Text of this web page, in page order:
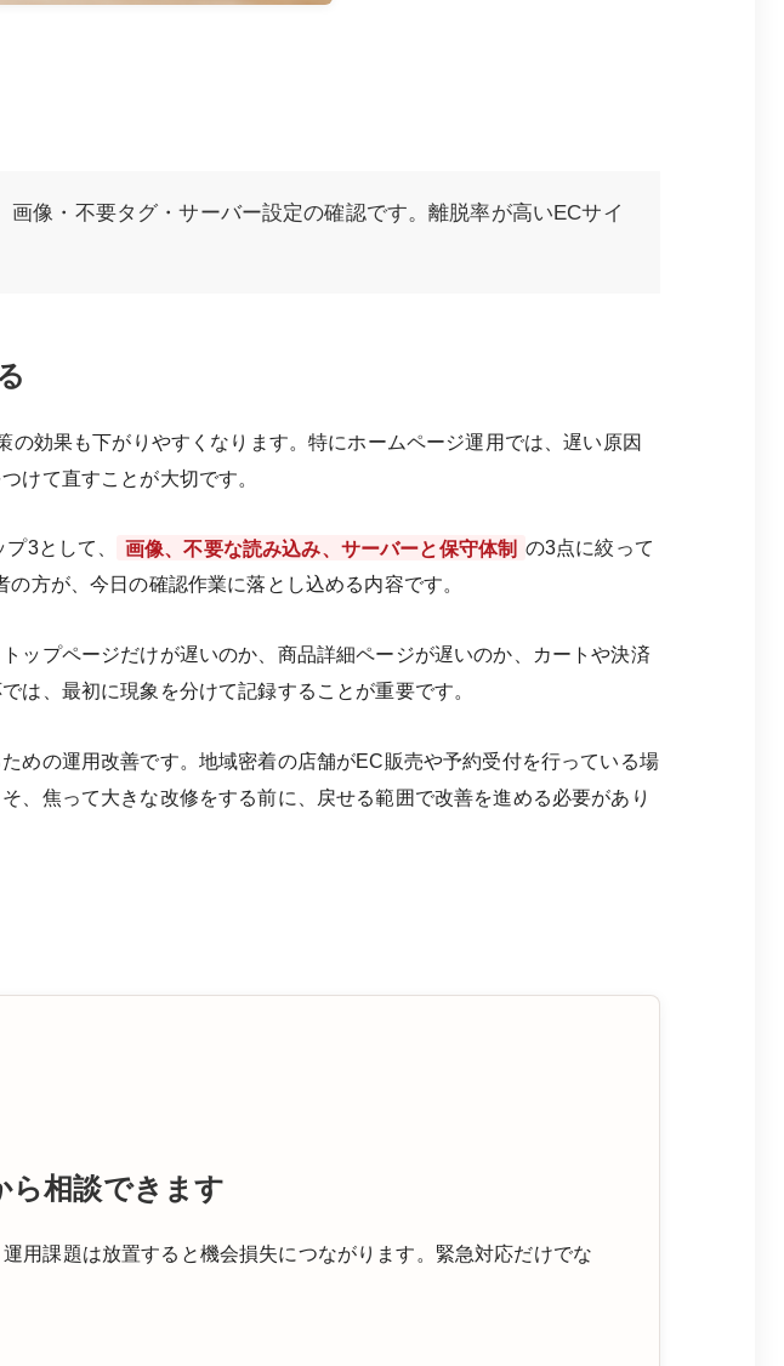
像・不要タグ・サーバー設定の確認です。離脱率が高いECサイ
効果も下がりやすくなります。特にホームページ運用では、遅い原因
けて直すことが大切です。
3として、 画像、不要な読み込み、サーバーと保守体制 の3点に絞って
方が、今日の確認作業に落とし込める内容です。
ップページだけが遅いのか、商品詳細ページが遅いのか、カートや決済
は、最初に現象を分けて記録することが重要です。
めの運用改善です。地域密着の店舗がEC販売や予約受付を行っている場
、焦って大きな改修をする前に、戻せる範囲で改善を進める必要があり
ら相談できます
用課題は放置すると機会損失につながります。緊急対応だけでな